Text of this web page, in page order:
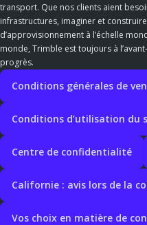
transport. Que nos clients aient
infrastructures, imaginer et
d’approvisionnement à l’échelle
monde, Trimble est toujours à
progrès.
Conditions générales de
Conditions d’utilisation du
Centre de confidentialité
Californie : avis lors de la
Vos choix en matière de